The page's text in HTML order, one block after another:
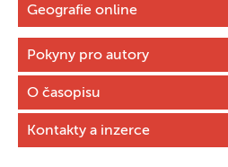
Geografie online
Pokyny pro autory
O časopisu
Kontakty a inzerce